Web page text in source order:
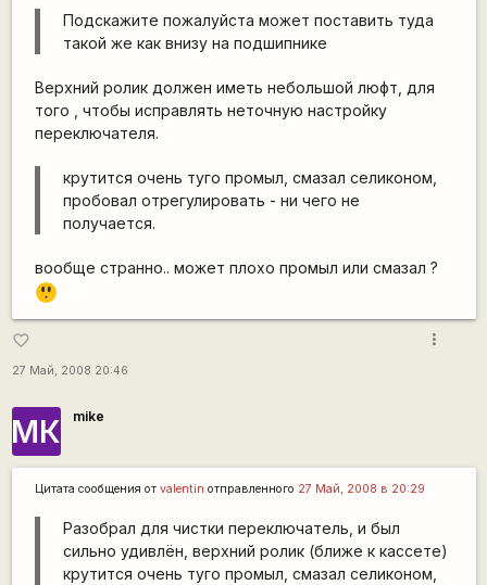
Подскажите пожалуйста может поставить туда
такой же как внизу на подшипнике
Верхний ролик должен иметь небольшой люфт, для
того , чтобы исправлять неточную настройку
переключателя.
крутится очень туго промыл, смазал селиконом,
пробовал отрегулировать - ни чего не
получается.
вообще странно.. может плохо промыл или смазал ?
=8
O
favorite_border
27 Май, 2008 20:46
more_vert
МК mike
Цитата сообщения от valentin отправленного 27 Май, 2008 в 20:29
Разобрал для чистки переключатель, и был
сильно удивлён, верхний ролик (ближе к кассете)
крутится очень туго промыл, смазал селиконом,